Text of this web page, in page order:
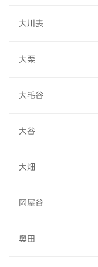
大川表
大栗
大毛谷
大谷
大畑
岡屋谷
奥田